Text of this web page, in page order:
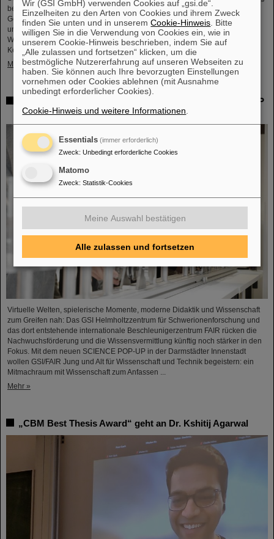
bezeichnet. Auch Professor Thomas Nilsson, der Wissenschaftliche
Geschäftsführer von GSI und FAIR, nahm an dem Treffen teil und
unterzeichnete gemeinsam mit zahlreichen Vertreter*innen aus Politk,
Wirtschaft und Wissenschaft ein Memorandum of Understanding (MoU) zur
Kernfusion.
Mehr »
Schaufenster in die Spitzenforschung: SCIENCE POP-UP
von GSI/FAIR bringt Wissenschaft in die City
Virtuelle Welten, spielerische Momente, moderne Didaktik und Wissenschaft
zum Greifen nah: Das GSI Helmholtzzentrum für Schwerionenforschung und
das dort entstehende internationale Beschleunigerzentrum FAIR rücken die
Nachwuchsförderung und die Wissensvermittlung künftig noch stärker in den
Fokus. Mit dem neuen SCIENCE POP-UP in der Darmstädter Innenstadt
wollen GSI/FAIR Jung und Alt für Wissenschaft und Technik begeistern: ein
Mitmachraum mit Wissenschaft zum Anfassen ...
Mehr »
„CBM Best Thesis Award“ geht an Dr. Kshitij Agarwal
Wir (GSI GmbH) verwenden Cookies auf „gsi.de“.
Einzelheiten zu den Arten von Cookies und ihrem Zweck
finden Sie unten und in unseremCookie-Hinweis . Bitte
willigen Sie in die Verwendung von Cookies ein, wie in
unserem Cookie-Hinweis beschrieben, indem Sie auf
„Alle zulassen und fortsetzen“ klicken, um die
bestmögliche Nutzererfahrung auf unseren Webseiten zu
haben. Sie können auch Ihre bevorzugten Einstellungen
vornehmen oder Cookies ablehnen (mit Ausnahme
unbedingt erforderlicher Cookies).
Cookie-Hinweis und weitere Informationen
Essentials (immer erforderlich)
Zweck: Unbedingt erforderliche Cookies
Matomo
Zweck: Statistik-Cookies
Meine Auswahl bestätigen
Alle zulassen und fortsetzen